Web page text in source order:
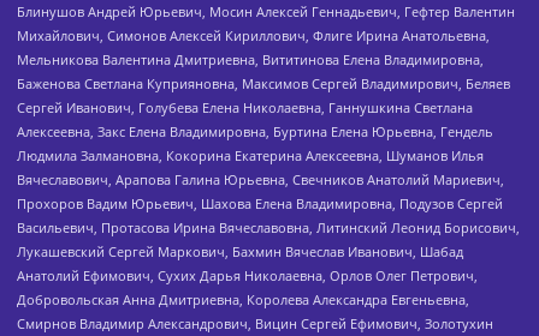
Блинушов Андрей Юрьевич, Мосин Алексей Геннадьевич, Гефтер Валентин
Михайлович, Симонов Алексей Кириллович, Флиге Ирина Анатольевна,
Мельникова Валентина Дмитриевна, Вититинова Елена Владимировна,
Баженова Светлана Куприяновна, Максимов Сергей Владимирович, Беляев
Сергей Иванович, Голубева Елена Николаевна, Ганнушкина Светлана
Алексеевна, Закс Елена Владимировна, Буртина Елена Юрьевна, Гендель
Людмила Залмановна, Кокорина Екатерина Алексеевна, Шуманов Илья
Вячеславович, Арапова Галина Юрьевна, Свечников Анатолий Мариевич,
Прохоров Вадим Юрьевич, Шахова Елена Владимировна, Подузов Сергей
Васильевич, Протасова Ирина Вячеславовна, Литинский Леонид Борисович,
Лукашевский Сергей Маркович, Бахмин Вячеслав Иванович, Шабад
Анатолий Ефимович, Сухих Дарья Николаевна, Орлов Олег Петрович,
Добровольская Анна Дмитриевна, Королева Александра Евгеньевна,
Смирнов Владимир Александрович, Вицин Сергей Ефимович, Золотухин